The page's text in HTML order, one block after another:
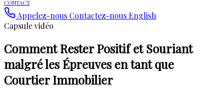
CONTACT
Appelez-nous Contactez-nousEnglish
Capsule vidéo
Comment Rester Positif et Souriant
malgré les Épreuves en tant que
Courtier Immobilier